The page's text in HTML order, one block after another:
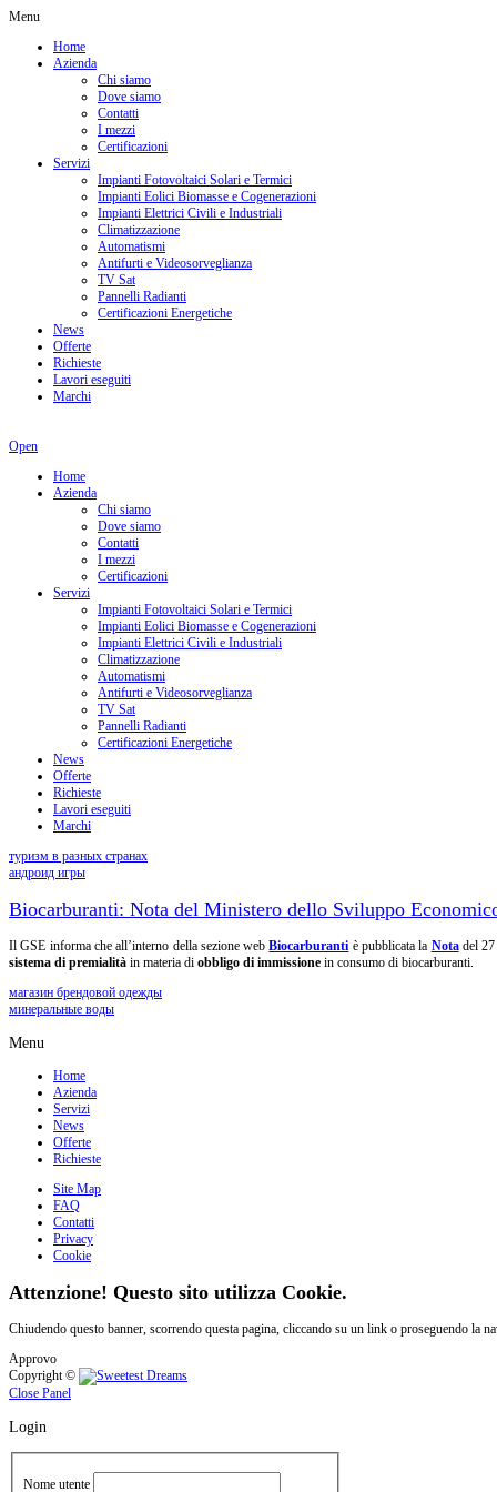
Menu
Home
Azienda
Chi siamo
Dove siamo
Contatti
I mezzi
Certificazioni
Servizi
Impianti Fotovoltaici Solari e Termici
Impianti Eolici Biomasse e Cogenerazioni
Impianti Elettrici Civili e Industriali
Climatizzazione
Automatismi
Antifurti e Videosorveglianza
TV Sat
Pannelli Radianti
Certificazioni Energetiche
News
Offerte
Richieste
Lavori eseguiti
Marchi
Open
Home
Azienda
Chi siamo
Dove siamo
Contatti
I mezzi
Certificazioni
Servizi
Impianti Fotovoltaici Solari e Termici
Impianti Eolici Biomasse e Cogenerazioni
Impianti Elettrici Civili e Industriali
Climatizzazione
Automatismi
Antifurti e Videosorveglianza
TV Sat
Pannelli Radianti
Certificazioni Energetiche
News
Offerte
Richieste
Lavori eseguiti
Marchi
туризм в разных странах
андроид игры
Biocarburanti: Nota del Ministero dello Sviluppo
Il GSE informa che all’interno della sezione webBiocarburanti è pubblicata la Notadel 27
sistema di premialità in materia di obbligo di immissione in consumo di biocarburanti.
магазин брендовой одежды
минеральные воды
Menu
Home
Azienda
Servizi
News
Offerte
Richieste
Site Map
FAQ
Contatti
Privacy
Cookie
Attenzione! Questo sito utilizza Cookie.
Chiudendo questo banner, scorrendo questa pagina, cliccando su un link o proseguendo la
Approvo
Copyright ©
Close Panel
Login
Nome utente